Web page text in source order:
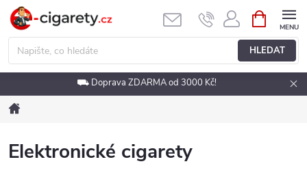
Přejít
obsah
HLEDAT
NÁKUPNÍ
KOŠÍK
⛟ Doprava ZDARMA od 3000 Kč!
Elektronické cigarety